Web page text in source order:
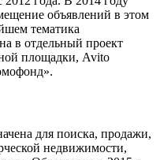
объявлений в этом
тематика
в отдельный проект
площадки, Avito
для поиска, продажи,
недвижимости,